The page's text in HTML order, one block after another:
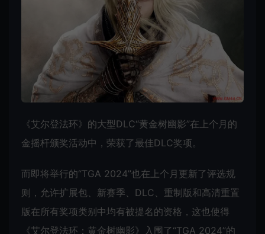
《艾尔登法环》的大型DLC“黄金树幽影”在上个月的
金摇杆颁奖活动中，荣获了最佳DLC奖项。
而即将举行的“TGA 2024”也在上个月更新了评选规
则，允许扩展包、新赛季、DLC、重制版和高清重置
版在所有奖项类别中均有被提名的资格，这也使得
《艾尔登法环：黄金树幽影》入围了“TGA 2024”的